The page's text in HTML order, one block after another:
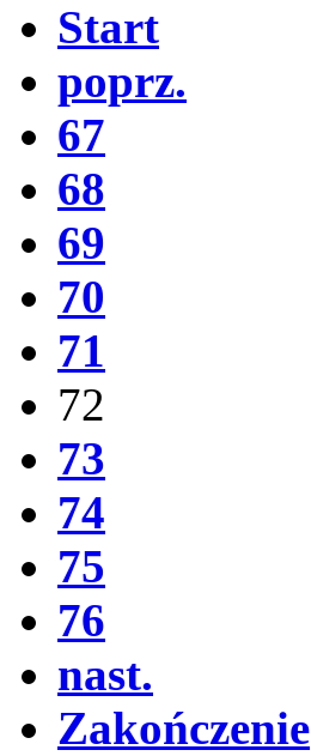
Start
poprz.
67
68
69
70
71
72
73
74
75
76
nast.
Zakończenie